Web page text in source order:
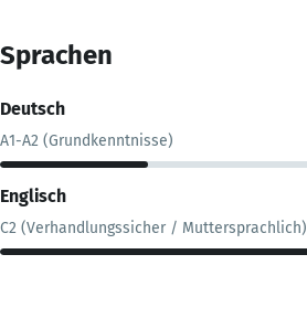
Sprachen
Deutsch
A1-A2 (Grundkenntnisse)
Englisch
C2 (Verhandlungssicher / Muttersprachlich)